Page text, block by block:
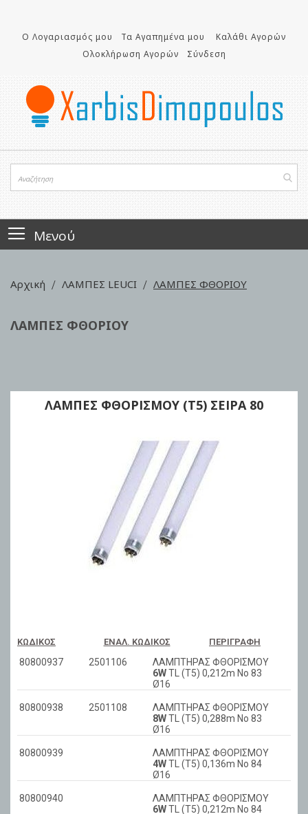
περιεχόμενο
Ο Λογαριασμός μου Τα Αγαπημένα μου
Καλάθι Αγορών
Ολοκλήρωση Αγορών
Σύνδεση
Μενού
Αρχική ΛΑΜΠΕΣ LEUCI ΛΑΜΠΕΣ ΦΘΟΡΙΟΥ
ΛΑΜΠΕΣ ΦΘΟΡΙΟΥ
ΛΑΜΠΕΣ ΦΘΟΡΙΣΜΟΥ (Τ5) ΣΕΙΡΑ 80
ΚΩΔΙΚΌΣ ΕΝΑΛ. ΚΩΔΙΚΌΣ ΠΕΡΙΓΡΑΦΉ
80800937 2501106
ΛΑΜΠΤΗΡΑΣ ΦΘΟΡΙΣΜΟΥ
6WTL (T5) 0,212m No 83
Ø16
80800938 2501108
ΛΑΜΠΤΗΡΑΣ ΦΘΟΡΙΣΜΟΥ
8WTL (T5) 0,288m No 83
Ø16
80800939
ΛΑΜΠΤΗΡΑΣ ΦΘΟΡΙΣΜΟΥ
4WTL (T5) 0,136m No 84
Ø16
80800940
ΛΑΜΠΤΗΡΑΣ ΦΘΟΡΙΣΜΟΥ
6WTL (T5) 0,212m No 84